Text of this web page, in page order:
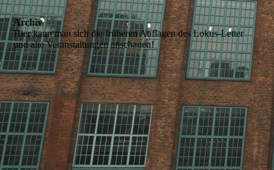
Archiv
Hier kann man sich die früheren Auflagen des Lokus-Letter
und alte Veranstaltungen anschauen!